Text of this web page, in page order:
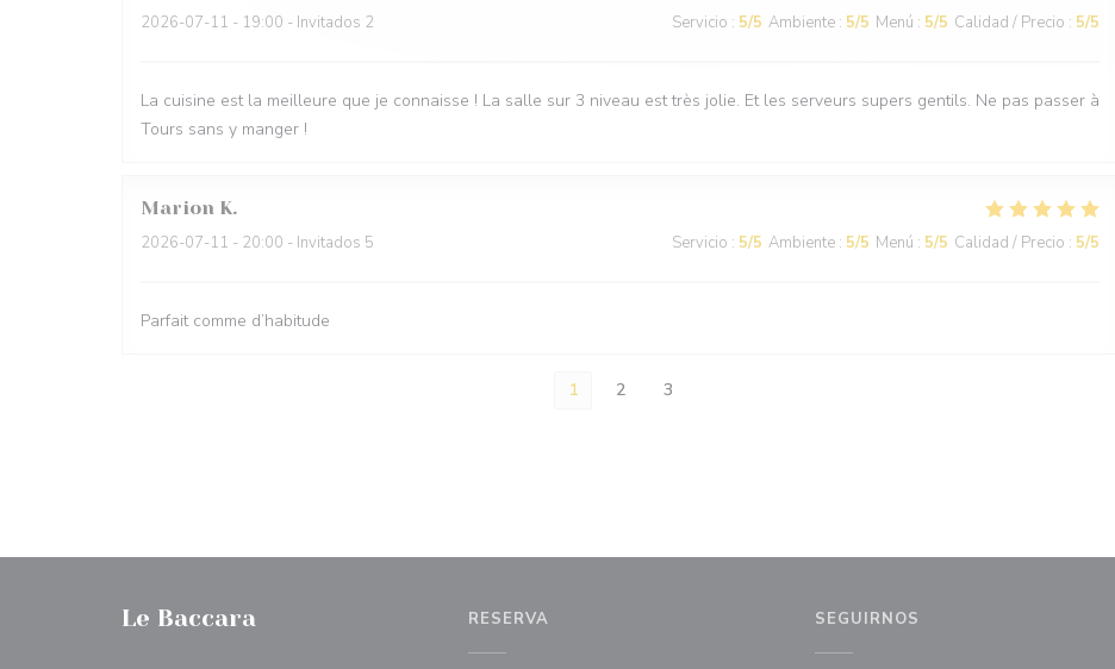
2026-07-11 - 19:00 - Invitados 2 Servicio : 5/5 Ambiente : 5/5 Menú : 5/5 Calidad / Precio : 5/5
La cuisine est la meilleure que je connaisse ! La salle sur 3 niveau est très jolie. Et les serveurs supers gentils. Ne pas passer à
Tours sans y manger !
Marion K
2026-07-11 - 20:00 - Invitados 5 Servicio : 5/5 Ambiente : 5/5 Menú : 5/5 Calidad / Precio : 5/5
Parfait comme d’habitude
1 2 3
Le Baccara RESERVA SEGUIRNOS